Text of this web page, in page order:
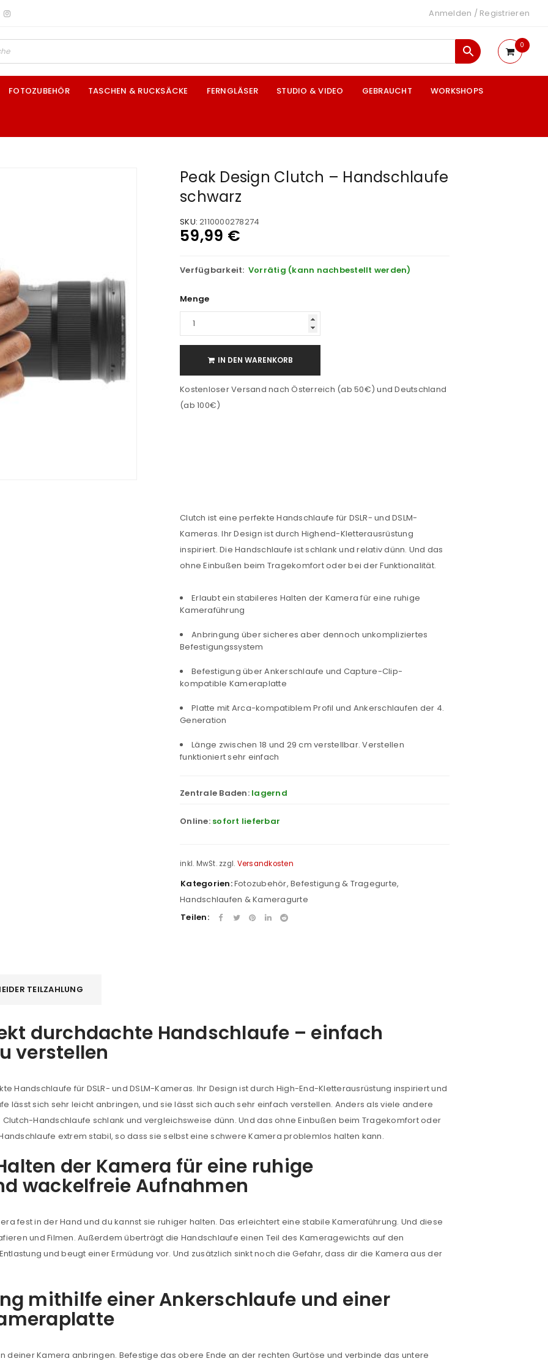
REGISTRIEREN
Anmelden / Registrieren
0
FOTOZUBEHÖR TASCHEN & RUCKSÄCKE FERNGLÄSER STUDIO & VIDEO GEBRAUCHT WORKSHOPS
Peak Design Clutch – Handschlaufe
schwarz
SKU: 2110000278274
59,99 €
Verfügbarkeit: Vorrätig (kann nachbestellt werden)
Menge
IN DEN WARENKORB
Kostenloser Versand nach Österreich (ab 50€) und Deutschland
(ab 100€)
Clutch ist eine perfekte Handschlaufe für DSLR- und DSLM-
Kameras. Ihr Design ist durch Highend-Kletterausrüstung
inspiriert. Die Handschlaufe ist schlank und relativ dünn. Und das
ohne Einbußen beim Tragekomfort oder bei der Funktionalität.
Erlaubt ein stabileres Halten der Kamera für eine ruhige
Kameraführung
Anbringung über sicheres aber dennoch unkompliziertes
Befestigungssystem
Befestigung über Ankerschlaufe und Capture-Clip-
kompatible Kameraplatte
Platte mit Arca-kompatiblem Profil und Ankerschlaufen der 4.
Generation
Länge zwischen 18 und 29 cm verstellbar. Verstellen
funktioniert sehr einfach
Zentrale Baden: lagernd
Online: sofort lieferbar
inkl. MwSt. zzgl. Versandkosten
Kategorien:Fotozubehör, Befestigung & Tragegurte,
Handschlaufen & Kameragurte
Teilen:
TEILZAHLUNG
durchdachte Handschlaufe – einfach
verstellen
Handschlaufe für DSLR- und DSLM-Kameras. Ihr Design ist durch High-End-Kletterausrüstung inspiriert und
lässt sich sehr leicht anbringen, und sie lässt sich auch sehr einfach verstellen. Anders als viele andere
Handschlaufe schlank und vergleichsweise dünn. Und das ohne Einbußen beim Tragekomfort oder
extrem stabil, so dass sie selbst eine schwere Kamera problemlos halten kann.
der Kamera für eine ruhige
wackelfreie Aufnahmen
fest in der Hand und du kannst sie ruhiger halten. Das erleichtert eine stabile Kameraführung. Und diese
und Filmen. Außerdem überträgt die Handschlaufe einen Teil des Kameragewichts auf den
und beugt einer Ermüdung vor. Und zusätzlich sinkt noch die Gefahr, dass dir die Kamera aus der
mithilfe einer Ankerschlaufe und einer
deiner Kamera anbringen. Befestige das obere Ende an der rechten Gurtöse und verbinde das untere